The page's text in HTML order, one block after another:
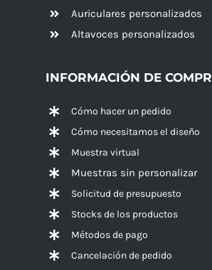
Auriculares personalizados
Altavoces personalizados
INFORMACIÓN DE
Cómo hacer un pedido
Cómo necesitamos el diseño
Muestra virtual
Muestras sin personalizar
Solicitud de presupuesto
Stocks de los productos
Métodos de pago
Cancelación de pedido